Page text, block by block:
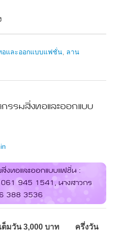
อและออกแบบแฟชั่น ลาน
รรมสิ่งทอและออกแบบ
ทอและออกแบบแฟชั่น :
945 1541, นางสาวกร
388 3536
ต็มวัน 3,000 บาท ครึ่งวัน